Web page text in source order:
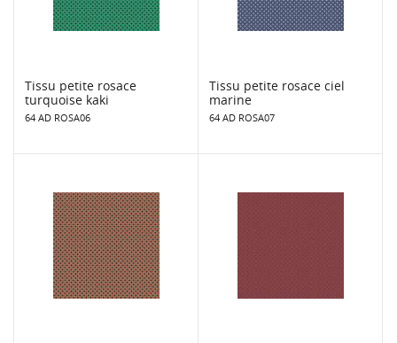
Tissu petite rosace
turquoise kaki
64 AD ROSA06
Tissu petite rosace ciel
marine
64 AD ROSA07